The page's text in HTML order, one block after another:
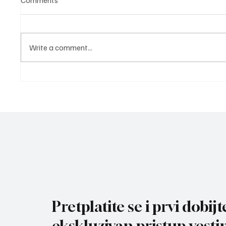
Write a comment...
Pretplatite se i prvi